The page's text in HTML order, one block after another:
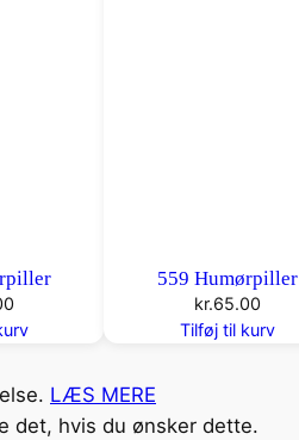
559 Humørpiller
kr.65.00
Tilføj til kurv
LÆS MERE
det, hvis du ønsker dette.